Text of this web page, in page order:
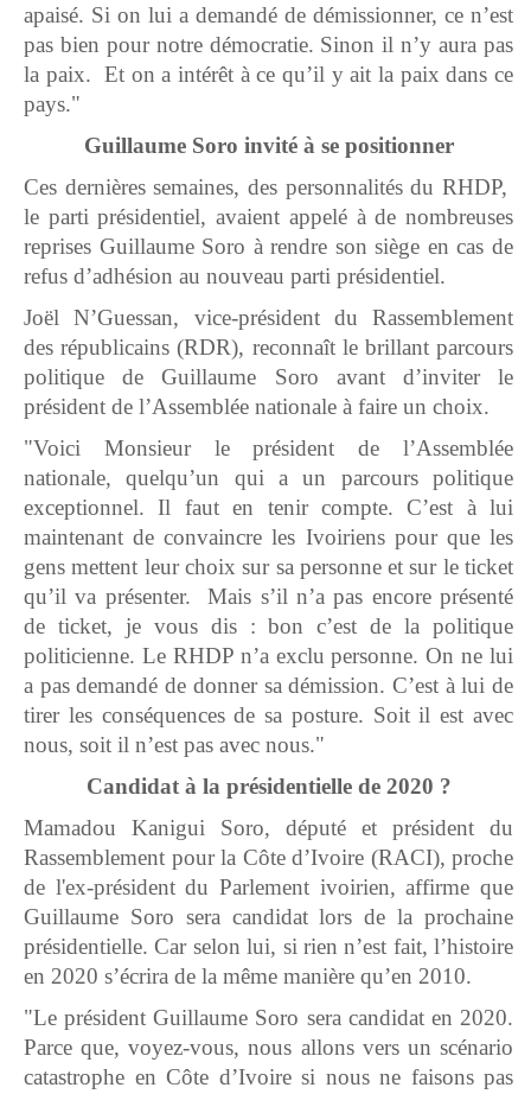
apaisé. Si on lui a demandé de démissionner, ce n’est
pas bien pour notre démocratie. Sinon il n’y aura pas
la paix. Et on a intérêt à ce qu’il y ait la paix dans ce
pays."
Guillaume Soro invité à se positionner
Ces dernières semaines, des personnalités du RHDP,
le parti présidentiel, avaient appelé à de nombreuses
reprises Guillaume Soro à rendre son siège en cas de
refus d’adhésion au nouveau parti présidentiel.
Joël N’Guessan, vice-président du Rassemblement
des républicains (RDR), reconnaît le brillant parcours
politique de Guillaume Soro avant d’inviter le
président de l’Assemblée nationale à faire un choix.
"Voici Monsieur le président de l’Assemblée
nationale, quelqu’un qui a un parcours politique
exceptionnel. Il faut en tenir compte. C’est à lui
maintenant de convaincre les Ivoiriens pour que les
gens mettent leur choix sur sa personne et sur le ticket
qu’il va présenter. Mais s’il n’a pas encore présenté
de ticket, je vous dis : bon c’est de la politique
politicienne. Le RHDP n’a exclu personne. On ne lui
a pas demandé de donner sa démission. C’est à lui de
tirer les conséquences de sa posture. Soit il est avec
nous, soit il n’est pas avec nous."
Candidat à la présidentielle de 2020 ?
Mamadou Kanigui Soro, député et président du
Rassemblement pour la Côte d’Ivoire (RACI), proche
de l'ex-président du Parlement ivoirien, affirme que
Guillaume Soro sera candidat lors de la prochaine
présidentielle. Car selon lui, si rien n’est fait, l’histoire
en 2020 s’écrira de la même manière qu’en 2010.
"Le président Guillaume Soro sera candidat en 2020.
Parce que, voyez-vous, nous allons vers un scénario
catastrophe en Côte d’Ivoire si nous ne faisons pas